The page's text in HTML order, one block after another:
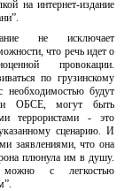
на интернет-издание
не исключает
что речь идет о
провокации.
по грузинскому
будут
и ОБСЕ, могут быть
террористами - это
сценарию. И
заявлениями, что она
плюнула им в душу.
можно с легкостью